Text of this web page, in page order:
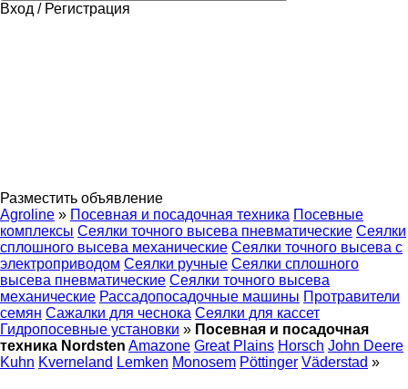
Вход / Регистрация
Разместить объявление
Agroline » Посевная и посадочная техника Посевные
комплексы Сеялки точного высева пневматические Сеялки
сплошного высева механические Сеялки точного высева с
электроприводом Сеялки ручные Сеялки сплошного
высева пневматические Сеялки точного высева
механические Рассадопосадочные машины Протравители
семян Сажалки для чеснока Сеялки для кассет
Гидропосевные установки » Посевная и посадочная
техника Nordsten Amazone Great Plains Horsch John Deere
Kuhn Kverneland Lemken Monosem Pöttinger Väderstad »